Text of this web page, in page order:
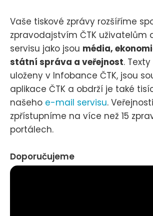
Vaše tiskové zprávy rozšíříme
zpravodajstvím ČTK uživatelům
servisu jako jsou média,
státní správa a veřejnost.
uloženy v Infobance ČTK, jsou
aplikace ČTK a obdrží je také
našeho e-mail servisu.
zpřístupníme na více než 15
portálech.
Doporučujeme